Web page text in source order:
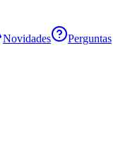
Novidades
Perguntas